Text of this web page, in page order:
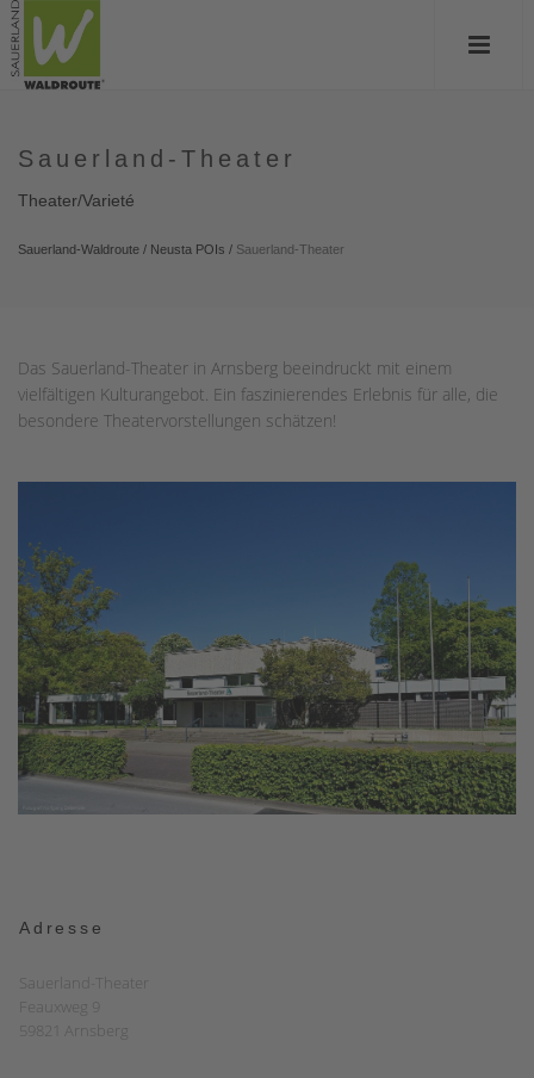
Sauerland-Theater
Theater/Varieté
Sauerland-Waldroute / Neusta POIs / Sauerland-Theater
Das Sauerland-Theater in Arnsberg beeindruckt mit einem
vielfältigen Kulturangebot. Ein faszinierendes Erlebnis für alle, die
besondere Theatervorstellungen schätzen!
Adresse
Sauerland-Theater
Feauxweg 9
59821 Arnsberg